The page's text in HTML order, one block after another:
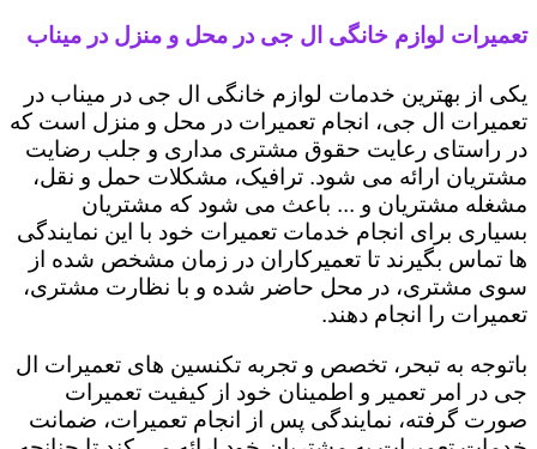
تعمیرات لوازم خانگی ال جی در محل و منزل در میناب
یکی از بهترین خدمات لوازم خانگی ال جی در میناب در
تعمیرات ال جی، انجام تعمیرات در محل و منزل است که
در راستای رعایت حقوق مشتری مداری و جلب رضایت
مشتریان ارائه می شود. ترافیک، مشکلات حمل و نقل،
مشغله مشتریان و ... باعث می شود که مشتریان
بسیاری برای انجام خدمات تعمیرات خود با این نمایندگی
ها تماس بگیرند تا تعمیرکاران در زمان مشخص شده از
سوی مشتری، در محل حاضر شده و با نظارت مشتری،
تعمیرات را انجام دهند.
باتوجه به تبحر، تخصص و تجربه تکنسین های تعمیرات ال
جی در امر تعمیر و اطمینان خود از کیفیت تعمیرات
صورت گرفته، نمایندگی پس از انجام تعمیرات، ضمانت